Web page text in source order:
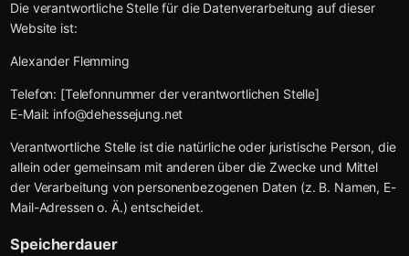
Die verantwortliche Stelle für die Datenverarbeitung auf dieser
Website ist:
Alexander Flemming
Telefon: [Telefonnummer der verantwortlichen Stelle]
E-Mail: info@dehessejung.net
Verantwortliche Stelle ist die natürliche oder juristische Person, die
allein oder gemeinsam mit anderen über die Zwecke und Mittel
der Verarbeitung von personenbezogenen Daten (z. B. Namen, E-
Mail-Adressen o. Ä.) entscheidet.
Speicherdauer